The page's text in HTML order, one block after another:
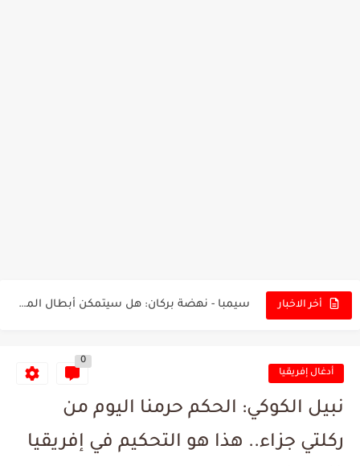
أخر الاخبار كريستال بالاس - مانشستر سيتي: هل نشهد المفاجأة في كأس...
عرض قطري يُغري ادارة النادي الإفريقي للتخلي عن موهبتها
الكشف عن البرنامج الكامل لمباريات المنتخب التونسي خلال شهر جوان
أدغال إفريقيا
0
نبيل الكوكي: الحكم حرمنا اليوم من
ركلتي جزاء.. هذا هو التحكيم في إفريقيا